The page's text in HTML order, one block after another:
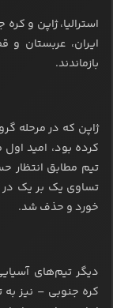
استرالیا، ژاپن و
ایران، عربستان
بازماندند.
ژاپن که در مرحله
کرده بود، امید
تیم مطابق انتظار
خورد و حذف شد.
دیگر تیم‌های
کره جنوبی – نیز به